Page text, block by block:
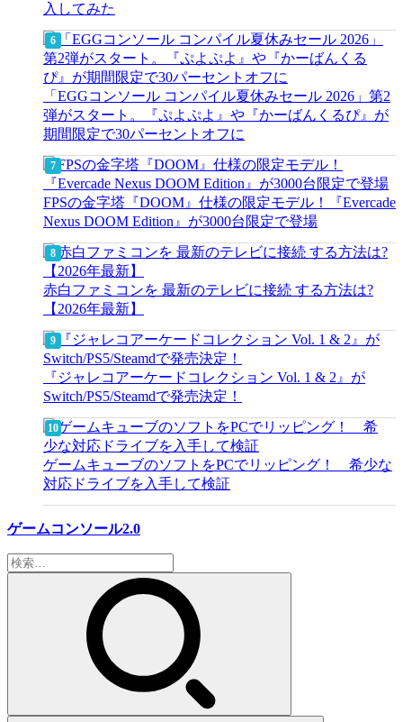
入してみた
「EGGコンソール コンパイル夏休みセール 2026」第2
弾がスタート。『ぷよぷよ』や『かーばんくるぴ』が
期間限定で30パーセントオフに
FPSの金字塔『DOOM』仕様の限定モデル！『Evercade
Nexus DOOM Edition』が3000台限定で登場
赤白ファミコンを 最新のテレビに接続 する方法は?
【2026年最新】
『ジャレコアーケードコレクション Vol. 1 & 2』が
Switch/PS5/Steamdで発売決定！
ゲームキューブのソフトをPCでリッピング！ 希少な
対応ドライブを入手して検証
ゲームコンソール2.0
検
索: